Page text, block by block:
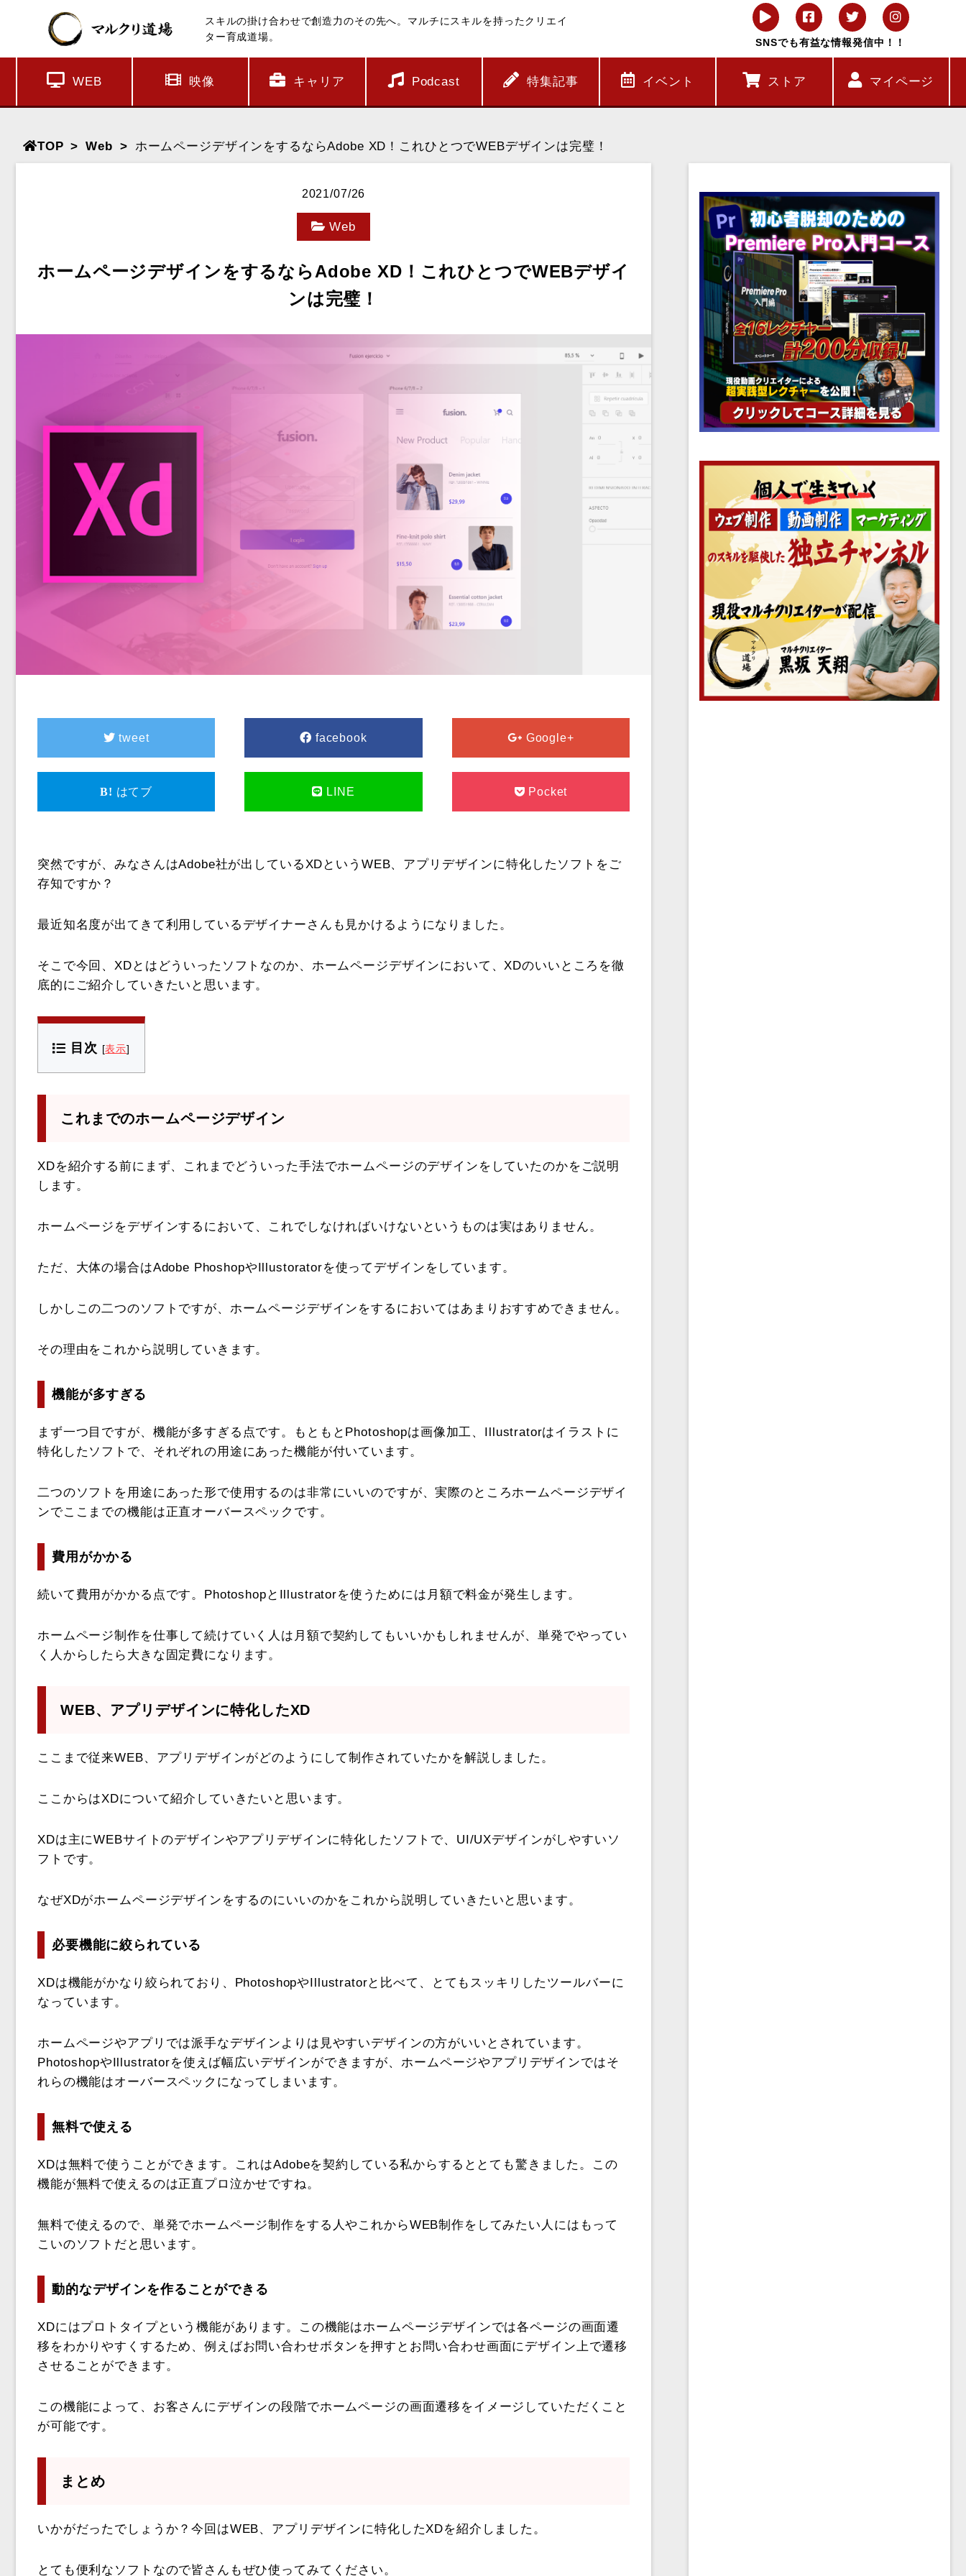
スキルの掛け合わせで創造力のその先へ。マルチにスキルを持ったクリエイ
ター育成道場。
SNSでも有益な情報発信中！！
WEB 映像 キャリア Podcast 特集記事 イベント ストア マイページ
TOP Web ホームページデザインをするならAdobe XD！これひとつでWEBデザインは完璧！
2021/07/26
Web
ホームページデザインをするならAdobe XD！これひとつでWEBデザイ
ンは完璧！
tweet facebook Google+
はてブ LINE Pocket
突然ですが、みなさんはAdobe社が出しているXDというWEB、アプリデザインに特化したソフトをご
存知ですか？
最近知名度が出てきて利用しているデザイナーさんも見かけるようになりました。
そこで今回、XDとはどういったソフトなのか、ホームページデザインにおいて、XDのいいところを徹
底的にご紹介していきたいと思います。
目次 [表示]
これまでのホームページデザイン
XDを紹介する前にまず、これまでどういった手法でホームページのデザインをしていたのかをご説明
します。
ホームページをデザインするにおいて、これでしなければいけないというものは実はありません。
ただ、大体の場合はAdobe PhoshopやIllustoratorを使ってデザインをしています。
しかしこの二つのソフトですが、ホームページデザインをするにおいてはあまりおすすめできません。
その理由をこれから説明していきます。
機能が多すぎる
まず一つ目ですが、機能が多すぎる点です。もともとPhotoshopは画像加工、Illustratorはイラストに
特化したソフトで、それぞれの用途にあった機能が付いています。
二つのソフトを用途にあった形で使用するのは非常にいいのですが、実際のところホームページデザイ
ンでここまでの機能は正直オーバースペックです。
費用がかかる
続いて費用がかかる点です。PhotoshopとIllustratorを使うためには月額で料金が発生します。
ホームページ制作を仕事して続けていく人は月額で契約してもいいかもしれませんが、単発でやってい
く人からしたら大きな固定費になります。
WEB、アプリデザインに特化したXD
ここまで従来WEB、アプリデザインがどのようにして制作されていたかを解説しました。
ここからはXDについて紹介していきたいと思います。
XDは主にWEBサイトのデザインやアプリデザインに特化したソフトで、UI/UXデザインがしやすいソ
フトです。
なぜXDがホームページデザインをするのにいいのかをこれから説明していきたいと思います。
必要機能に絞られている
XDは機能がかなり絞られており、PhotoshopやIllustratorと比べて、とてもスッキリしたツールバーに
なっています。
ホームページやアプリでは派手なデザインよりは見やすいデザインの方がいいとされています。
PhotoshopやIllustratorを使えば幅広いデザインができますが、ホームページやアプリデザインではそ
れらの機能はオーバースペックになってしまいます。
無料で使える
XDは無料で使うことができます。これはAdobeを契約している私からするととても驚きました。この
機能が無料で使えるのは正直プロ泣かせですね。
無料で使えるので、単発でホームページ制作をする人やこれからWEB制作をしてみたい人にはもって
こいのソフトだと思います。
動的なデザインを作ることができる
XDにはプロトタイプという機能があります。この機能はホームページデザインでは各ページの画面遷
移をわかりやすくするため、例えばお問い合わせボタンを押すとお問い合わせ画面にデザイン上で遷移
させることができます。
この機能によって、お客さんにデザインの段階でホームページの画面遷移をイメージしていただくこと
が可能です。
まとめ
いかがだったでしょうか？今回はWEB、アプリデザインに特化したXDを紹介しました。
とても便利なソフトなので皆さんもぜひ使ってみてください。